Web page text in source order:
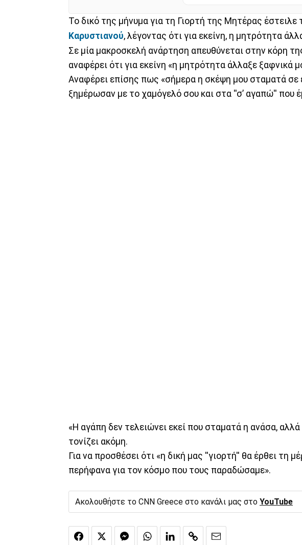
Το δικό της μήνυμα για τη Γιορτή της Μητέρας έστειλε
Καρυστιανού, λέγοντας ότι για εκείνη, η μητρότητα
Σε μία μακροσκελή ανάρτηση απευθύνεται στην κόρη
αναφέρει ότι για εκείνη «η μητρότητα άλλαξε ξαφνικά
Αναφέρει επίσης πως «σήμερα η σκέψη μου σταματά σε
ξημέρωσαν με το χαμόγελό σου και στα ''σ’ αγαπώ'' που
«Η αγάπη δεν τελειώνει εκεί που σταματά η ανάσα,
τονίζει ακόμη.
Για να προσθέσει ότι «η δική μας ''γιορτή'' θα έρθει τη
περήφανα για τον κόσμο που τους παραδώσαμε».
Ακολουθήστε το CNN Greece στο κανάλι μας στο YouTube